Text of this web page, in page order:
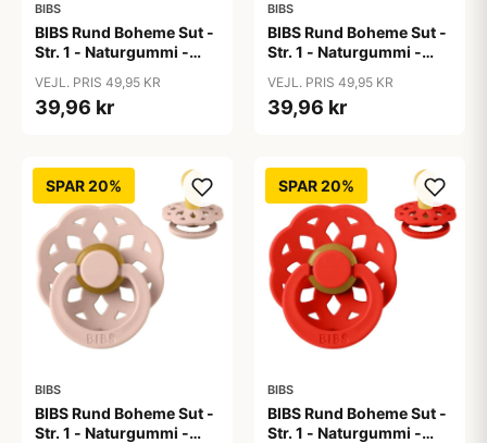
BIBS
BIBS Rund Boheme Sut -
Str. 1 - Naturgummi -
VEJL. PRIS 49,95 KR
39,96 kr
BIBS
BIBS Rund Boheme Sut -
Str. 1 - Naturgummi -
VEJL. PRIS 49,95 KR
39,96 kr
SPAR 20%
BIBS
BIBS Rund Boheme Sut -
Str. 1 - Naturgummi -
SPAR 20%
BIBS
BIBS Rund Boheme Sut -
Str. 1 - Naturgummi -